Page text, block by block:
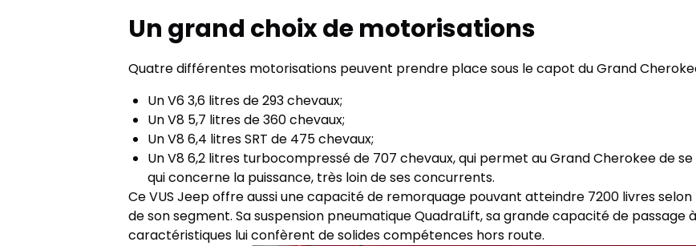
Un grand choix de motorisations
Quatre différentes motorisations peuvent prendre place sous le capot du Grand
Un V6 3,6 litres de 293 chevaux;
Un V8 5,7 litres de 360 chevaux;
Un V8 6,4 litres SRT de 475 chevaux;
Un V8 6,2 litres turbocompressé de 707 chevaux, qui permet au Grand Cherokee de
qui concerne la puissance, très loin de ses concurrents.
Ce VUS Jeep offre aussi une capacité de remorquage pouvant atteindre 7200 livres selon
de son segment. Sa suspension pneumatique QuadraLift, sa grande capacité de
caractéristiques lui confèrent de solides compétences hors route.